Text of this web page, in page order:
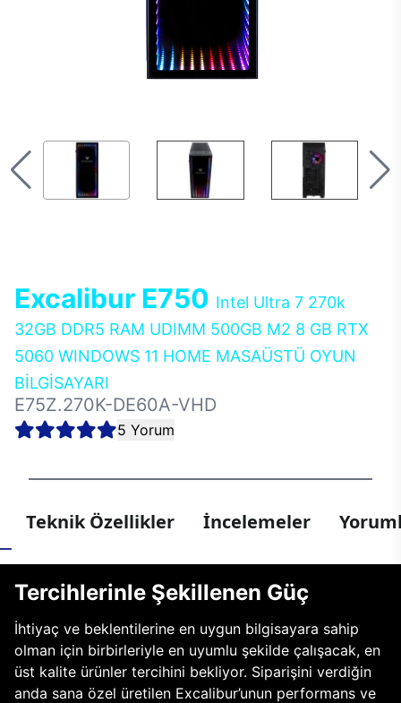
Excalibur E750 Intel Ultra 7 270k
32GB DDR5 RAM UDIMM 500GB M2 8 GB RTX
5060 WINDOWS 11 HOME MASAÜSTÜ OYUN
BİLGİSAYARI
E75Z.270K-DE60A-VHD
5 Yorum
Teknik Özellikler İncelemeler
Tercihlerinle Şekillenen Güç
İhtiyaç ve beklentilerine en uygun bilgisayara sahip
olman için birbirleriyle en uyumlu şekilde çalışacak, en
üst kalite ürünler tercihini bekliyor. Siparişini verdiğin
anda sana özel üretilen Excalibur’unun performans ve